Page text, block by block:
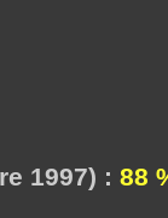
1997) : 88